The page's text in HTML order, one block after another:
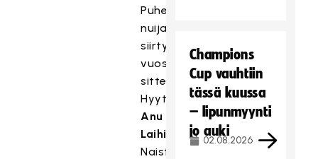
Puheenjohtajan
nuija
siirtyi
vuosi
sitten
Hyytiältä
Anu
Laihille
Naisten
Champions
Cup vauhtiin
tässä kuussa
– lipunmyynti
jo auki
02.08.2026